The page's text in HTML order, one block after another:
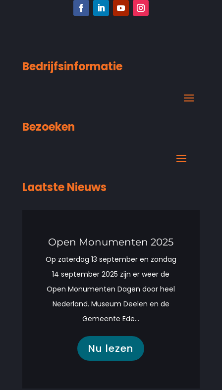
Bedrijfsinformatie
Bezoeken
Laatste Nieuws
Open Monumenten 2025
Op zaterdag 13 september en zondag
14 september 2025 zijn er weer de
Open Monumenten Dagen door heel
Nederland. Museum Deelen en de
Gemeente Ede...
Nu lezen